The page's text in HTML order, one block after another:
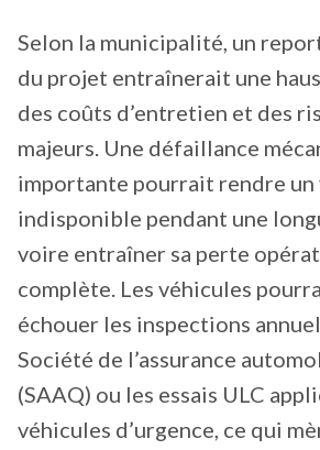
Selon la municipalité, un
du projet entraînerait une
des coûts d’entretien et des
majeurs. Une défaillance
importante pourrait rendre un
indisponible pendant une
voire entraîner sa perte
complète. Les véhicules
échouer les inspections
Société de l’assurance
(SAAQ) ou les essais ULC
véhicules d’urgence, ce qui